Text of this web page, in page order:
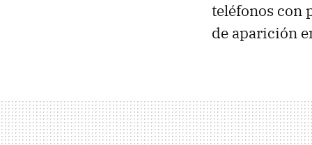
teléfonos con
de aparición